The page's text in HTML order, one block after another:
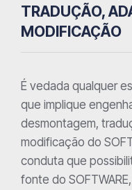
TRADUÇÃO,
MODIFICAÇÃO
É vedada qualquer
que implique
desmontagem,
modificação do
conduta que
fonte do